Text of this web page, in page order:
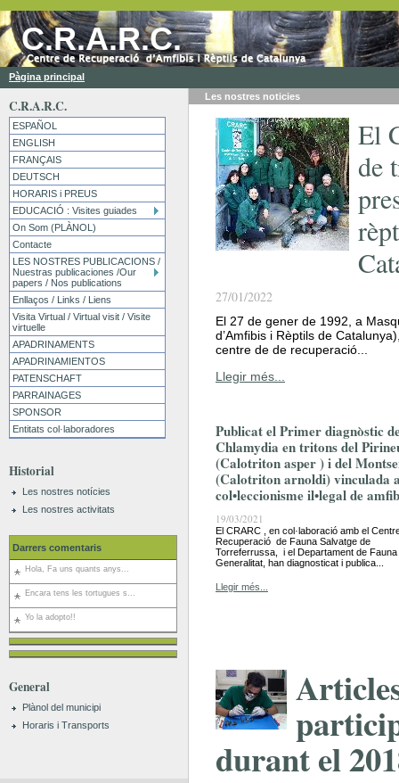
C.R.A.R.C.
Pàgina principal
C.R.A.R.C.
ESPAÑOL
ENGLISH
FRANÇAIS
DEUTSCH
HORARIS i PREUS
EDUCACIÓ : Visites guiades
On Som (PLÀNOL)
Contacte
LES NOSTRES PUBLICACIONS /
Nuestras publicaciones /Our
papers / Nos publications
Enllaços / Links / Liens
Visita Virtual / Virtual visit / Visite
virtuelle
APADRINAMENTS
APADRINAMIENTOS
PATENSCHAFT
PARRAINAGES
SPONSOR
Entitats col·laboradores
Historial
Les nostres notícies
Les nostres activitats
Darrers comentaris
Hola, Fa uns quants anys...
Encara tens les tortugues s...
Yo la adopto!!
General
Plànol del municipi
Horaris i Transports
Les nostres noticies
El
de
27/01/2022
El 27 de gener de 1992, a
d’Amfibis i Rèptils de
centre de de recuperació...
Llegir més...
Publicat el Primer diagnòstic
Chlamydia en tritons del
(Calotriton asper ) i del
(Calotriton arnoldi) vinculada
col•leccionisme il•legal de
19/03/2021
El CRARC , en col·laboració amb el
Recuperació de Fauna Salvatge de
Torreferrussa, i el Departament de Fauna
Generalitat, han diagnosticat i publica...
Llegir més...
durant el